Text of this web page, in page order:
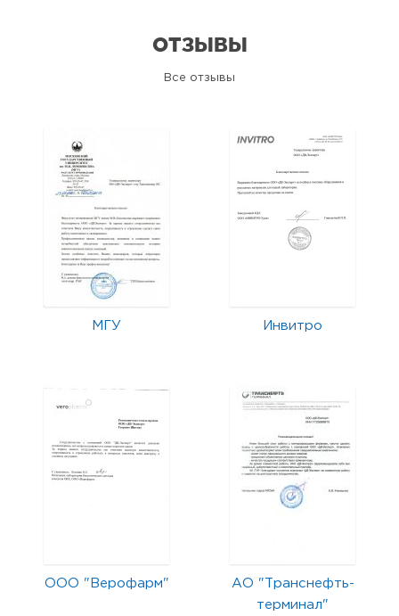
ОТЗЫВЫ
Все отзывы
МГУ Инвитро
ООО "Верофарм"
АО "Транснефть-
терминал"